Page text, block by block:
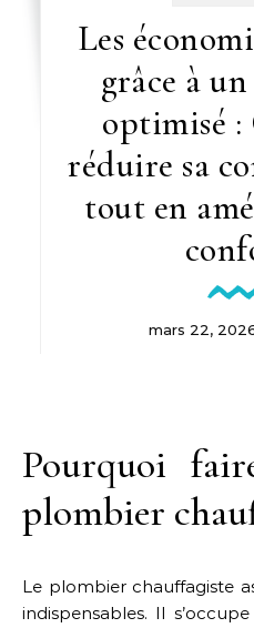
Les
grâce à
optimisé
réduire sa
tout en
mars 22,
Pourquoi
plombier
Le plombier chauffagiste
indispensables. Il